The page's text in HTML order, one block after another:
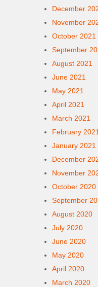
December
November
October 2021
September
August 2021
June 2021
May 2021
April 2021
March 2021
February 2021
January 2021
December
November
October 2020
September
August 2020
July 2020
June 2020
May 2020
April 2020
March 2020